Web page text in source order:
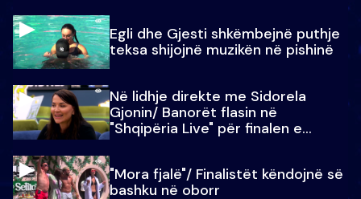
Egli dhe Gjesti shkëmbejnë puthje
teksa shijojnë muzikën në pishinë
Në lidhje direkte me Sidorela
Gjonin/ Banorët flasin në
"Shqipëria Live" për finalen e
"Mora fjalë"/ Finalistët këndojnë së
bashku në oborr